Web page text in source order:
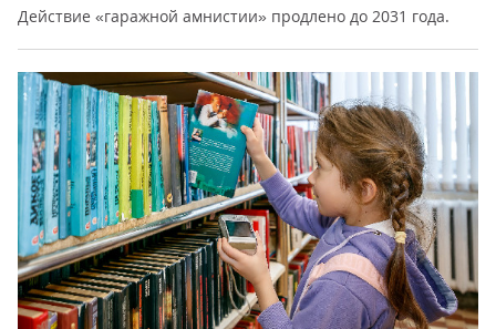
Действие «гаражной амнистии» продлено до 2031 года.